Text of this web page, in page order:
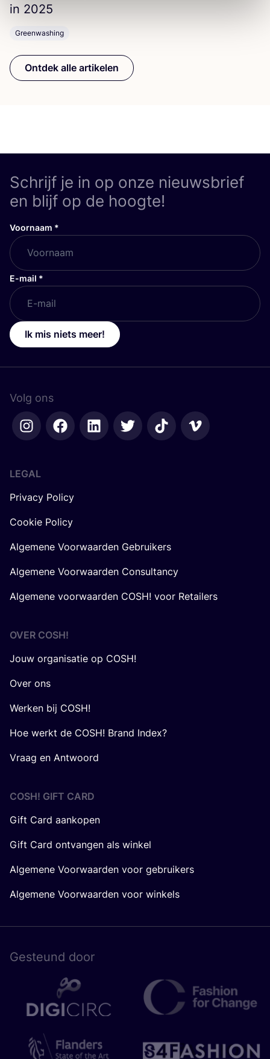
in 2025
Greenwashing
Ontdek alle artikelen
Schrijf je in op onze nieuwsbrief
en blijf op de hoogte!
Voornaam *
E-mail *
Ik mis niets meer!
Volg ons
LEGAL
Privacy Policy
Cookie Policy
Algemene Voorwaarden Gebruikers
Algemene Voorwaarden Consultancy
Algemene voorwaarden COSH! voor Retailers
OVER COSH!
Jouw organisatie op COSH!
Over ons
Werken bij COSH!
Hoe werkt de COSH! Brand Index?
Vraag en Antwoord
COSH! GIFT CARD
Gift Card aankopen
Gift Card ontvangen als winkel
Algemene Voorwaarden voor gebruikers
Algemene Voorwaarden voor winkels
Gesteund door